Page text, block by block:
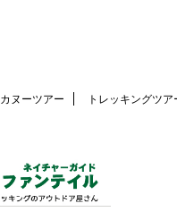
カヌーツアー トレッキングツア